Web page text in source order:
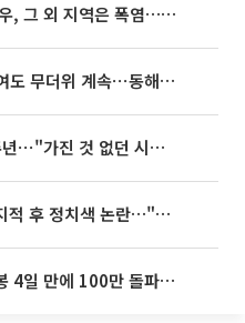
동해안은 시간당 80㎜ 폭우, 그 외 지역은 폭염…‘극과 극 날씨’
[내일 날씨] 폭염 한풀 꺾여도 무더위 계속⋯동해안 이틀 연속 비
임영웅, 어느덧 데뷔 10주년⋯"가진 것 없던 시절, 내 앞엔 20명의 팬뿐"
김희철, '뒤집힌 태극기' 지적 후 정치색 논란…"좌우 떠나 우리나라 국기"
놀란 감독 '오디세이', 개봉 4일 만에 100만 돌파⋯'왕사남' 보다 빠르다